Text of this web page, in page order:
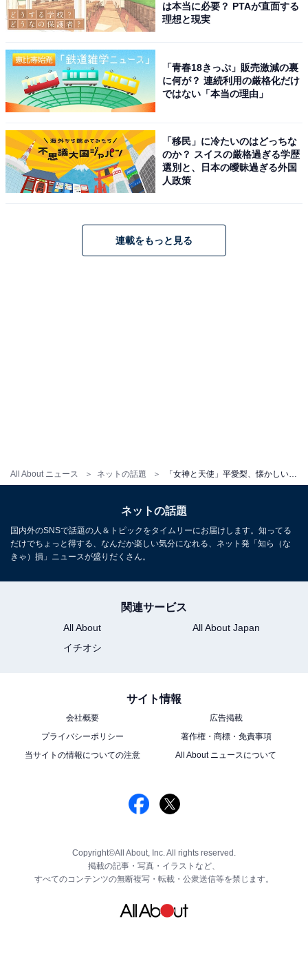
All About ニュース ネットの話題
は本当に必要？ PTAが直面する
理想と現実
「青春18きっぷ」販売激減の裏
に何が？ 連続利用の厳格化だけ
ではない「本当の理由」
「移民」に冷たいのはどっちな
のか？ スイスの厳格過ぎる学歴
選別と、日本の曖昧過ぎる外国
人政策
連載をもっと見る
ネットの話題
国内外のSNSで話題の人＆トピックをタイムリーにお届けします。知ってる
だけでちょっと得する、なんだか楽しい気分になれる、ネット発「知ら（な
きゃ）損」ニュースが盛りだくさん。
関連サービス
All About
All About Japan
イチオシ
サイト情報
会社概要
広告掲載
プライバシーポリシー
著作権・商標・免責事項
当サイトの情報についての注意
All About ニュースについて
Copyright©All About, Inc. All rights reserved.
掲載の記事・写真・イラストなど、
すべてのコンテンツの無断複写・転載・公衆送信等を禁じます。